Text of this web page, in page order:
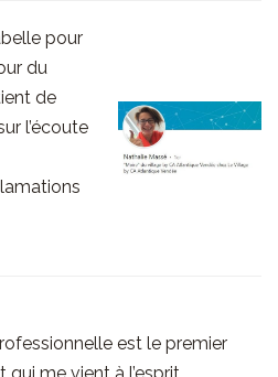
pour
du
de
l’écoute
est le premier